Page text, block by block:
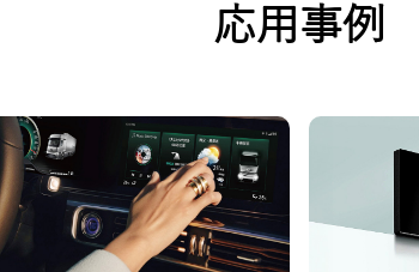
応用事例